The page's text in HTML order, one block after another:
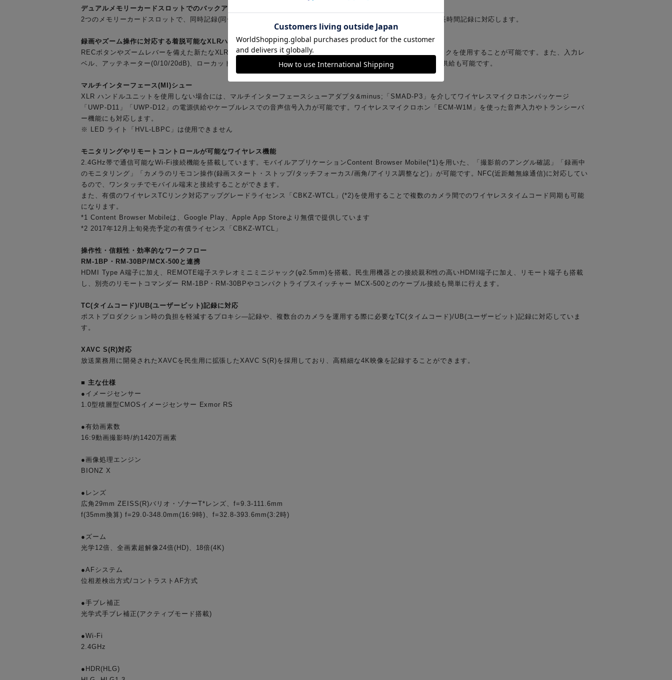
デュアルメモリーカードスロットでのバックアップ記録
2つのメモリーカードスロットで、同時記録(同一記録モードのみ)やリレー撮影が可能なため、バックアップ記録や長時間記録に対応します。
録画やズーム操作に対応する着脱可能なXLRハンドルユニット
RECボタンやズームレバーを備えた新たなXLRハンドルユニットを搭載しており、内蔵マイクに加えて、業務用マイクを使用することが可能です。また、入力レ
ベル、アッテネーター(0/10/20dB)、ローカットフィルターなどが設定でき、コンデンサーマイクにファンタム電源供給も可能です。
マルチインターフェース(MI)シュー
XLR ハンドルユニットを使用しない場合には、マルチインターフェースシューアダプタ&minus;「SMAD-P3」を介してワイヤレスマイクロホンパッケージ
「UWP-D11」「UWP-D12」の電源供給やケーブルレスでの音声信号入力が可能です。ワイヤレスマイクロホン「ECM-W1M」を使った音声入力やトランシーバ
ー機能にも対応します。
※ LED ライト「HVL-LBPC」は使用できません
モニタリングやリモートコントロールが可能なワイヤレス機能
2.4GHz帯で通信可能なWi-Fi接続機能を搭載しています。モバイルアプリケーションContent Browser Mobile(*1)を用いた、「撮影前のアングル確認」「録画中
のモニタリング」「カメラのリモコン操作(録画スタート・ストップ/タッチフォーカス/画角/アイリス調整など)」が可能です。NFC(近距離無線通信)に対応してい
るので、ワンタッチでモバイル端末と接続することができます。
また、有償のワイヤレスTCリンク対応アップグレードライセンス「CBKZ-WTCL」(*2)を使用することで複数のカメラ間でのワイヤレスタイムコード同期も可能
になります。
*1 Content Browser Mobileは、Google Play、Apple App Storeより無償で提供しています
*2 2017年12月上旬発売予定の有償ライセンス「CBKZ-WTCL」
操作性・信頼性・効率的なワークフロー
RM-1BP・RM-30BP/MCX-500と連携
HDMI Type A端子に加え、REMOTE端子ステレオミニミニジャック(φ2.5mm)を搭載。民生用機器との接続親和性の高いHDMI端子に加え、リモート端子も搭載
し、別売のリモートコマンダー RM-1BP・RM-30BPやコンパクトライブスイッチャー MCX-500とのケーブル接続も簡単に行えます。
TC(タイムコード)/UB(ユーザービット)記録に対応
ポストプロダクション時の負担を軽減するプロキシ—記録や、複数台のカメラを運用する際に必要なTC(タイムコード)/UB(ユーザービット)記録に対応していま
す。
XAVC S(R)対応
放送業務用に開発されたXAVCを民生用に拡張したXAVC S(R)を採用しており、高精細な4K映像を記録することができます。
■ 主な仕様
●イメージセンサー
1.0型積層型CMOSイメージセンサー Exmor RS
●有効画素数
16:9動画撮影時/約1420万画素
●画像処理エンジン
BIONZ X
●レンズ
広角29mm ZEISS(R)バリオ・ゾナーT*レンズ、f=9.3-111.6mm
f(35mm換算) f=29.0-348.0mm(16:9時)、f=32.8-393.6mm(3:2時)
●ズーム
光学12倍、全画素超解像24倍(HD)、18倍(4K)
●AFシステム
位相差検出方式/コントラストAF方式
●手ブレ補正
光学式手ブレ補正(アクティブモード搭載)
●Wi-Fi
2.4GHz
●HDR(HLG)